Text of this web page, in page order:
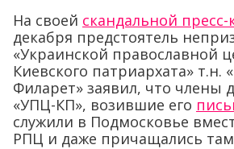
На своей скандальной
декабря предстоятель
«Украинской православной
Киевского патриархата» т.н.
Филарет» заявил, что члены
«УПЦ-КП», возившие его
служили в Подмосковье
РПЦ и даже причащались